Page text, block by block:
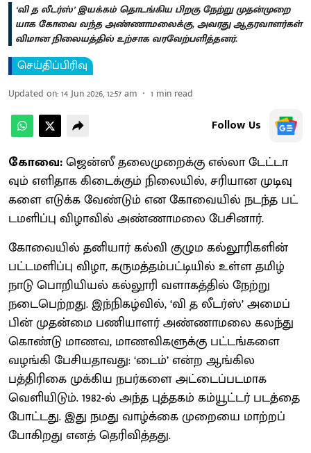
‘வி த லீடர்​ஸ்’ இயக்​கம் தொடங்​கிய பிறகு நேற்று முதன்​முறை​
யாக கோவை வந்த அண்ணாமலைக்​கு, அவரது ஆதர​வாளர்​கள்
விமான நிலை​யத்​தில் உற்​சாக வரவேற்​பளித்​தனர்.
செய்திப்பிரிவு
Updated on:14 Jun 2026, 12:57 am 1 min read
Follow Us
கோவை:ஜென்​ஸீ தலை​முறைக்கு எல்லா டேட்​டா​
வும் எளி​தாக கிடைக்​கும் நிலை​யில், சரி​யான முடிவு​
களை எடுக்க வேண்​டும் என கோவை​யில் நடந்த பட்​
டமளிப்பு விழா​வில் அண்ணாமலை பேசி​னார்.
கோவையில் தனியார் கல்வி குழும கல்​லூரிகளின்
பட்​டமளிப்பு விழா, கருமத்தம்பட்​டி​யில் உள்ள தமிழ்​
நாடு பொறி​யியல் கல்​லூரி வளாகத்​தில் நேற்று
நடை​பெற்​றது. இந்​நிகழ்​வில், ‘வி த லீடர்​ஸ்’ அமைப்​
பின் முதன்மை பணி​யாளர் அண்​ணா​மலை கலந்து
கொண்டு மாணவ, மாணவி​களுக்கு பட்​டங்​களை
வழங்கி பேசி​ய​தாவது: ‘டைம்’ என்ற ஆங்​கில
பத்திரிகை முக்​கிய நபர்​களை அட்​டைப்​பட​மாக
வெளி​யிடும். 1982-ல் அந்த புத்​தகம் கம்​யூட்​டர் படத்தை
போட்​டது. இது நமது வாழ்க்கை முறையை மாற்​றப்​
போகிறது எனத் தெரி​வித்​தது.